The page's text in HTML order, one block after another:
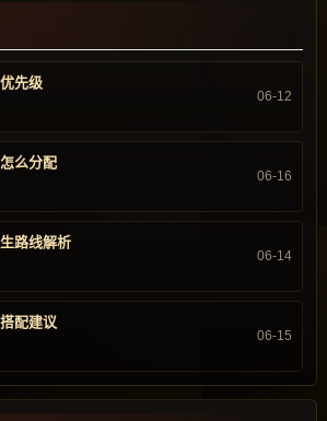
先级
06-12
么分配
06-16
路线解析
06-14
配建议
06-15